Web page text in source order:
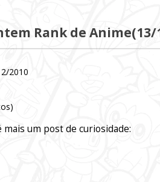
Rank de Anime(13/
2010
mais um post de curiosidade: